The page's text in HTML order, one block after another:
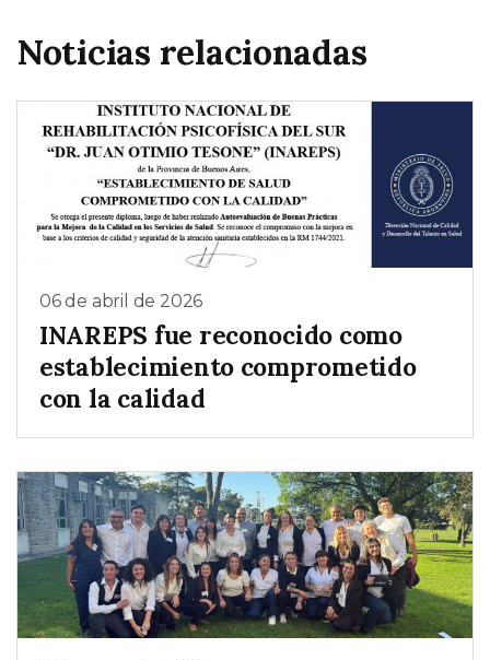
Noticias relacionadas
06 de abril de 2026
INAREPS fue reconocido como
establecimiento comprometido
con la calidad